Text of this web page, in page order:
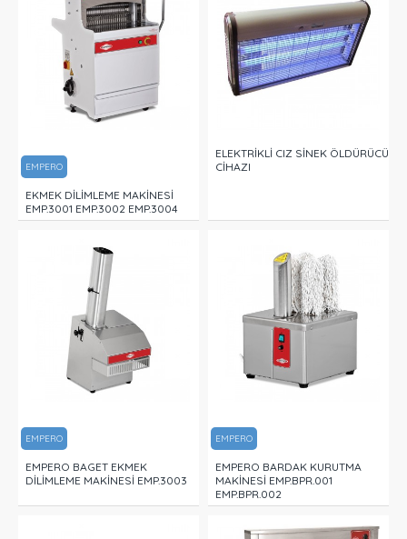
EMPERO
EKMEK DİLİMLEME MAKİNESİ
EMP.3001 EMP.3002 EMP.3004
ELEKTRİKLİ CIZ SİNEK ÖLDÜRÜCÜ
CİHAZI
EMPERO
EMPERO BAGET EKMEK
DİLİMLEME MAKİNESİ EMP.3003
EMPERO
EMPERO BARDAK KURUTMA
MAKİNESİ EMP.BPR.001
EMP.BPR.002